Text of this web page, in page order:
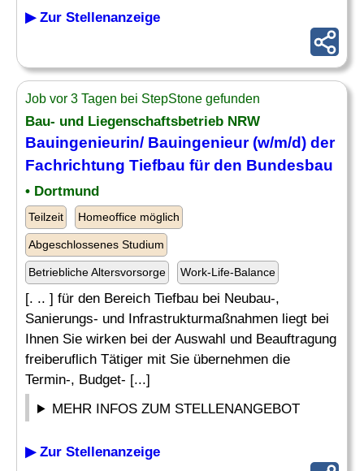
▶ Zur Stellenanzeige
Job vor 3 Tagen bei StepStone gefunden
Bau- und Liegenschaftsbetrieb NRW
Bauingenieurin/ Bauingenieur (w/m/d) der
Fachrichtung Tiefbau für den Bundesbau
• Dortmund
Teilzeit Homeoffice möglich
Abgeschlossenes Studium
Betriebliche Altersvorsorge Work-Life-Balance
[. .. ] für den Bereich Tiefbau bei Neubau-,
Sanierungs- und Infrastrukturmaßnahmen liegt bei
Ihnen Sie wirken bei der Auswahl und Beauftragung
freiberuflich Tätiger mit Sie übernehmen die
Termin-, Budget- [...]
MEHR INFOS ZUM STELLENANGEBOT
▶ Zur Stellenanzeige